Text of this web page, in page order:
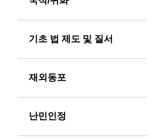
기초 법 제도 및 질서
재외동포
난민인정